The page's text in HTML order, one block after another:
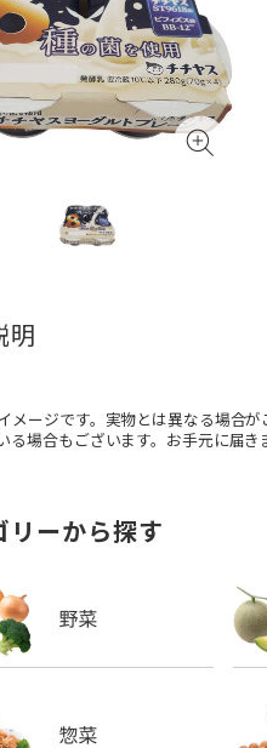
明
メージです。実物とは異なる場合
る場合もございます。お手元に届
リーから探す